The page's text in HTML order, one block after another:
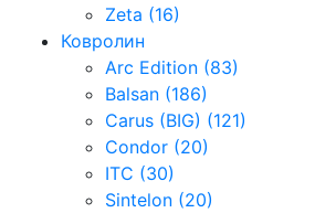
Zeta (16)
Ковролин
Arc Edition (83)
Balsan (186)
Carus (BIG) (121)
Condor (20)
ITC (30)
Sintelon (20)